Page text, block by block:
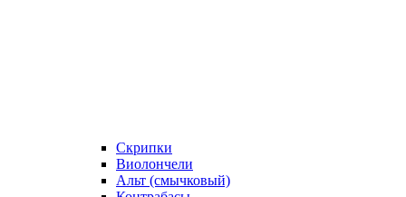
Скрипки
Виолончели
Альт (смычковый)